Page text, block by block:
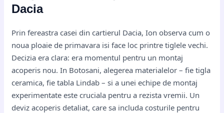
Dacia
Prin fereastra casei din cartierul Dacia, Ion observa cum o
noua ploaie de primavara isi face loc printre tiglele vechi.
Decizia era clara: era momentul pentru un montaj
acoperis nou. In Botosani, alegerea materialelor – fie tigla
ceramica, fie tabla Lindab – si a unei echipe de montaj
experimentate este cruciala pentru a rezista vremii. Un
deviz acoperis detaliat, care sa includa costurile pentru